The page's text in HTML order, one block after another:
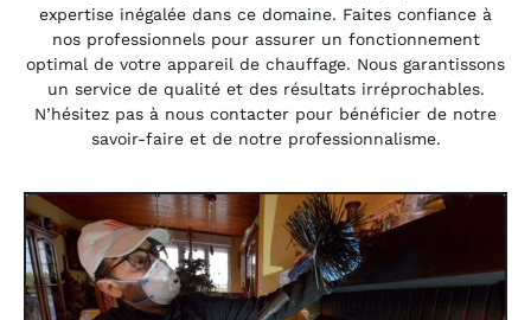
expertise inégalée dans ce domaine. Faites confiance à
nos professionnels pour assurer un fonctionnement
optimal de votre appareil de chauffage. Nous garantissons
un service de qualité et des résultats irréprochables.
N’hésitez pas à nous contacter pour bénéficier de notre
savoir-faire et de notre professionnalisme.